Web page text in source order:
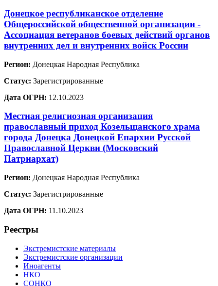
Донецкое республиканское отделение
Общероссийской общественной организации -
Ассоциация ветеранов боевых действий органов
внутренних дел и внутренних войск России
Регион: Донецкая Народная Республика
Статус: Зарегистрированные
Дата ОГРН: 12.10.2023
Местная религиозная организация
православный приход Козельщанского храма
города Донецка Донецкой Епархии Русской
Православной Церкви (Московский
Патриархат)
Регион: Донецкая Народная Республика
Статус: Зарегистрированные
Дата ОГРН: 11.10.2023
Реестры
Экстремистские материалы
Экстремистские организации
Иноагенты
НКО
СОНКО